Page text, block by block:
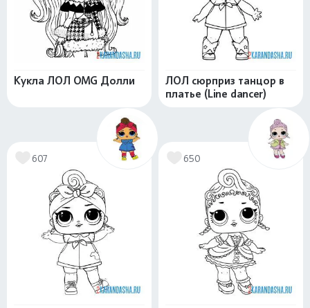
Кукла ЛОЛ OMG Долли
ЛОЛ сюрприз танцор в
платье (Line dancer)
607 650